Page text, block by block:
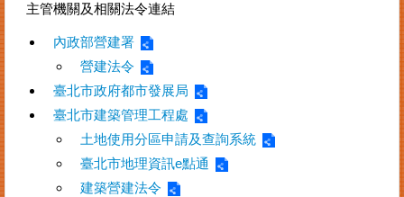
見
主管機關及相關法令連結
內政部營建署
營建法令
臺北市政府都市發展局
臺北市建築管理工程處
土地使用分區申請及查詢系統
臺北市地理資訊e點通
建築營建法令